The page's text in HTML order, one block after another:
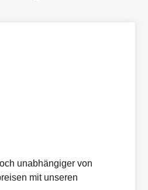
unabhängiger von
mit unseren